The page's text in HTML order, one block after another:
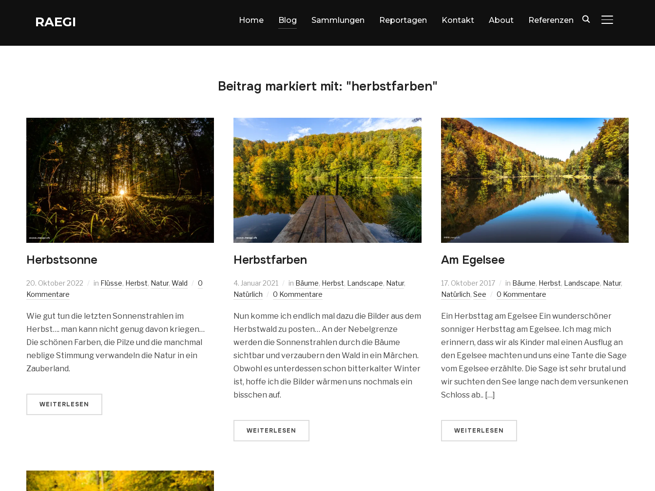
RAEGI Home Blog Sammlungen Reportagen Kontakt About Referenzen
Beitrag markiert mit: "herbstfarben"
Herbstsonne
20. Oktober 2022 in Flüsse, Herbst, Natur, Wald
0
Kommentare
Wie gut tun die letzten Sonnenstrahlen im
Herbst…. man kann nicht genug davon kriegen…
Die schönen Farben, die Pilze und die manchmal
neblige Stimmung verwandeln die Natur in ein
Zauberland.
WEITERLESEN
Herbstfarben
4. Januar 2021 in Bäume, Herbst, Landscape, Natur,
Natürlich
0 Kommentare
Nun komme ich endlich mal dazu die Bilder aus dem
Herbstwald zu posten… An der Nebelgrenze
werden die Sonnenstrahlen durch die Bäume
sichtbar und verzaubern den Wald in ein Märchen.
Obwohl es unterdessen schon bitterkalter Winter
ist, hoffe ich die Bilder wärmen uns nochmals ein
bisschen auf.
WEITERLESEN
Am Egelsee
17. Oktober 2017 in Bäume, Herbst, Landscape, Natur,
Natürlich, See 0 Kommentare
Ein Herbsttag am Egelsee Ein wunderschöner
sonniger Herbsttag am Egelsee. Ich mag mich
erinnern, dass wir als Kinder mal einen Ausflug an
den Egelsee machten und uns eine Tante die Sage
vom Egelsee erzählte. Die Sage ist sehr brutal und
wir suchten den See lange nach dem versunkenen
Schloss ab.. […]
WEITERLESEN